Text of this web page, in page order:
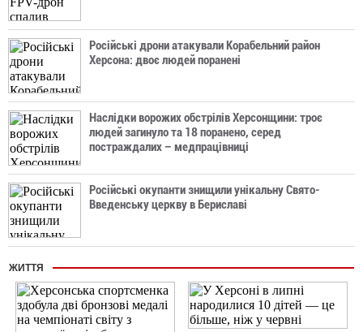
Російські дрони атакували Корабельний район
Херсона: двоє людей поранені
Наслідки ворожих обстрілів Херсонщини: троє
людей загинуло та 18 поранено, серед
постраждалих – медпрацівниці
Російські окупанти знищили унікальну Свято-
Введенську церкву в Бериславі
ЖИТТЯ